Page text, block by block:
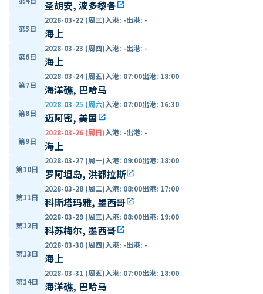
圣胡安, 波多黎各open_in_new
第5日
2028-03-22 (周三)入港: -出港: -
海上
第6日
2028-03-23 (周四)入港: -出港: -
海上
第7日
2028-03-24 (周五)入港: 07:00出港: 18:00
海洋礁, 巴哈马
第8日
2028-03-25 (周六)入港: 07:00出港: 16:30
迈阿密, 美国open_in_new
第9日
2028-03-26 (周日)入港: -出港: -
海上
第10日
2028-03-27 (周一)入港: 09:00出港: 18:00
罗阿坦岛, 洪都拉斯open_in_new
第11日
2028-03-28 (周二)入港: 08:00出港: 17:00
科斯塔玛雅, 墨西哥open_in_new
第12日
2028-03-29 (周三)入港: 08:00出港: 19:00
科苏梅尔, 墨西哥open_in_new
第13日
2028-03-30 (周四)入港: -出港: -
海上
第14日
2028-03-31 (周五)入港: 07:00出港: 18:00
海洋礁, 巴哈马